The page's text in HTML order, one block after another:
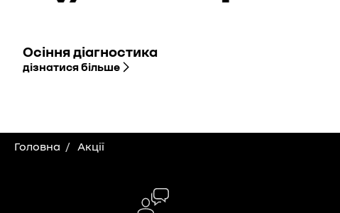
Осіння діагностика
дізнатися більше
Головна Акції